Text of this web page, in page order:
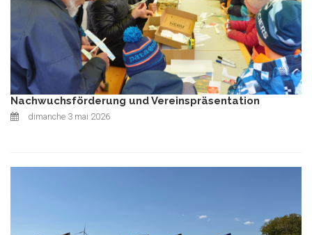
Nachwuchsförderung und Vereinspräsentation
dimanche 3 mai 2026